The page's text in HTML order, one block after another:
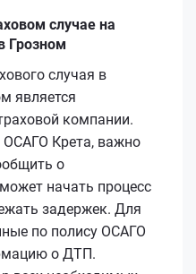
случае на
Грозном
случая в
является
компании.
ОСАГО Кретa, важно
о
начать процесс
задержек. Для
по полису ОСАГО
о ДТП.